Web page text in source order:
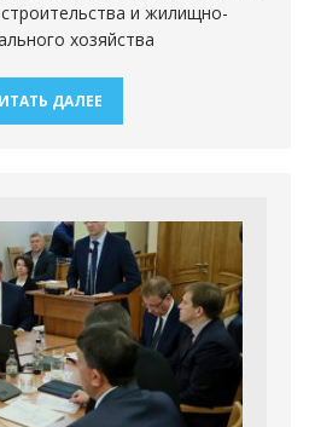
и жилищно-
хозяйства
ДАЛЕЕ